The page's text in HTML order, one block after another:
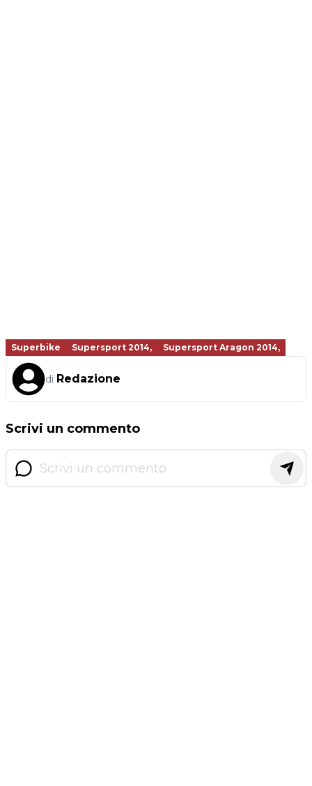
Superbike Supersport 2014, Supersport Aragon 2014,
di Redazione
Scrivi un commento